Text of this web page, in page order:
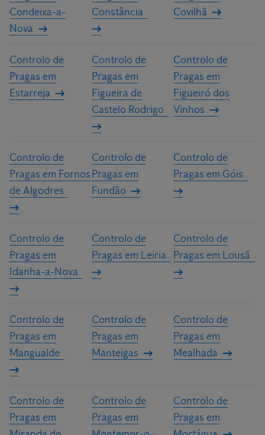
Condeixa-a-
Nova
Constância
Covilhã
Controlo de
Pragas em
Estarreja
Controlo de
Pragas em
Figueira de
Castelo Rodrigo
Controlo de
Pragas em
Figueiró dos
Vinhos
Controlo de
Pragas em Fornos
de Algodres
Controlo de
Pragas em
Fundão
Controlo de
Pragas em Góis
Controlo de
Pragas em
Idanha-a-Nova
Controlo de
Pragas em Leiria
Controlo de
Pragas em Lousã
Controlo de
Pragas em
Mangualde
Controlo de
Pragas em
Manteigas
Controlo de
Pragas em
Mealhada
Controlo de
Pragas em
Controlo de
Pragas em
Controlo de
Pragas em